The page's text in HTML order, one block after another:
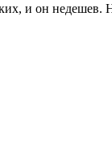
и он недешев.